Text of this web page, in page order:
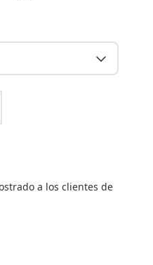
a los clientes de